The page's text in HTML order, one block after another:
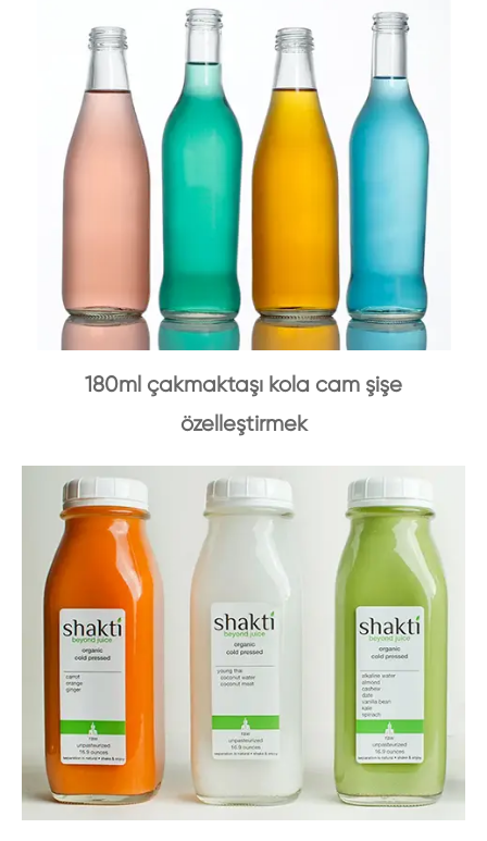
180ml çakmaktaşı kola cam şişe
özelleştirmek